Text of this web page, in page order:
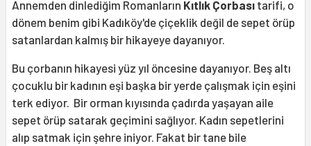
Annemden dinlediğim Romanların Kıtlık Çorbası tarifi, o
dönem benim gibi Kadıköy'de çiçeklik değil de sepet örüp
satanlardan kalmış bir hikayeye dayanıyor.
Bu çorbanın hikayesi yüz yıl öncesine dayanıyor. Beş altı
çocuklu bir kadının eşi başka bir yerde çalışmak için eşini
terk ediyor. Bir orman kıyısında çadırda yaşayan aile
sepet örüp satarak geçimini sağlıyor. Kadın sepetlerini
alıp satmak için şehre iniyor. Fakat bir tane bile